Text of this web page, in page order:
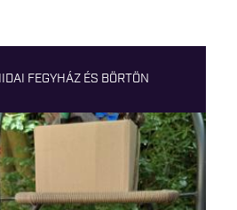
FEGYHÁZ ÉS BÖRTÖN